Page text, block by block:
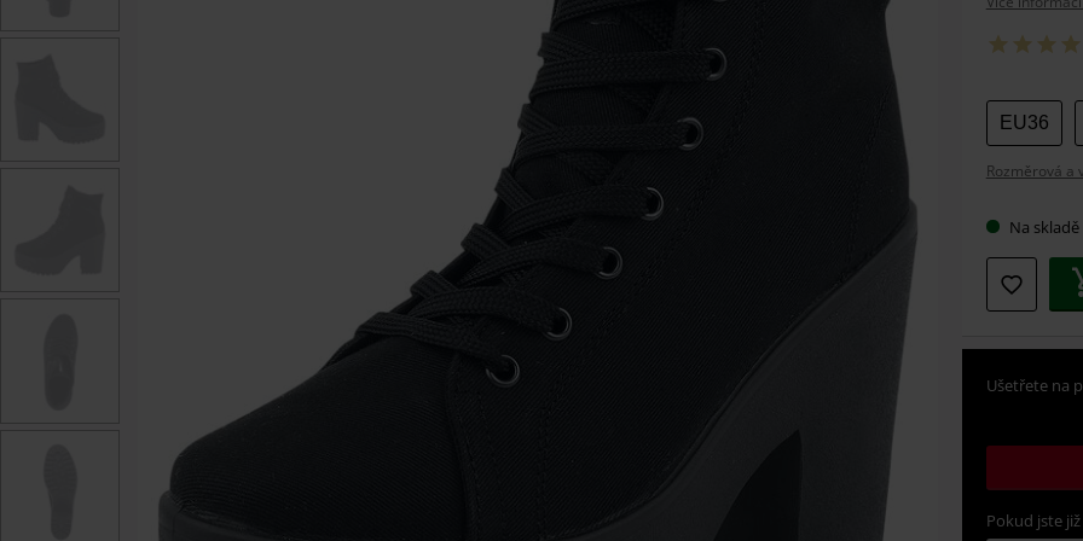
Vyberte
si
EU36
Rozměrová a
Na skladě
Ušetřete na
Pokud jste